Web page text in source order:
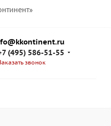
(495) 586-51-55
звонок